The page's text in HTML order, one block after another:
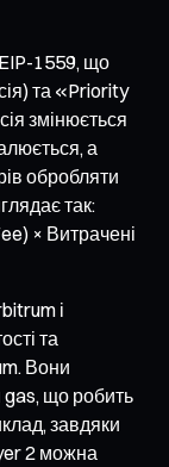
1559, що
та «Priority
змінюється
а
обробляти
так:
× Витрачені
і
та
Вони
gas, що робить
завдяки
2 можна